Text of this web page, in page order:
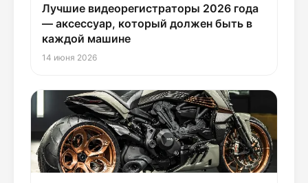
Лучшие видеорегистраторы 2026 года
— аксессуар, который должен быть в
каждой машине
14 июня 2026